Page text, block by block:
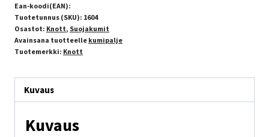
Ean-koodi(EAN):
Tuotetunnus (SKU): 1604
Osastot: Knott, Suojakumit
Avainsana tuotteelle kumipalje
Tuotemerkki: Knott
Kuvaus
Kuvaus